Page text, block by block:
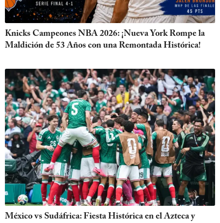
Knicks Campeones NBA 2026: ¡Nueva York Rompe la
Maldición de 53 Años con una Remontada Histórica!
México vs Sudáfrica: Fiesta Histórica en el Azteca y